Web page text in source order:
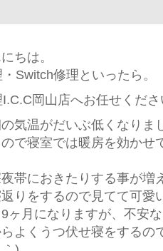
ちは。
Switch修理といったら。
岡山店へお任せくださ
気温がだいぶ低くなりま
で寝室では暖房を効かせ
帯におきたりする事が増
りをするので見てて可愛
ヶ月になりますが、不安
よくうつ伏せ寝をするの